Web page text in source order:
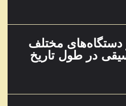
دستگاه‌های مختلف
در طول تاریخ